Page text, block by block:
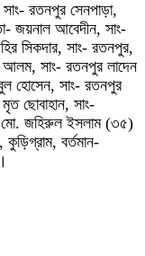
রতনপুর সেনপাড়া,
জয়নাল আবেদীন, সাং-
সিকদার, সাং- রতনপুর,
সাং- রতনপুর লাদেন
হোসেন, সাং- রতনপুর
ছোবাহান, সাং-
মো. জহিরুল ইসলাম (৩৫)
কুড়িগ্রাম, বর্তমান-